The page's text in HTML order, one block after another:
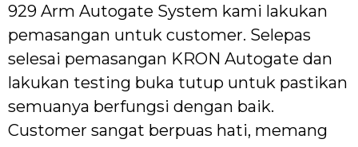
929 Arm Autogate System kami lakukan
pemasangan untuk customer. Selepas
selesai pemasangan KRON Autogate dan
lakukan testing buka tutup untuk pastikan
semuanya berfungsi dengan baik.
Customer sangat berpuas hati, memang